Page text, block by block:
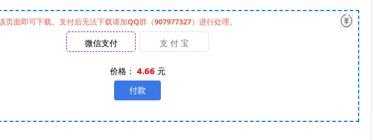
微信支付 支 付 宝
价格： 4.66 元
页面即可下载。支付后无法下载请加QQ群（907977327）进行处理。